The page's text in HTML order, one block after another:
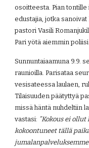
osoitteesta. Pian
edustajia, jotka
pastori Vasili
Pari yötä aiemmin
Sunnuntaiaamuna 9.9.
raunioilla. Parisataa
vesisateessa laulaen,
Tilaisuuden päätyttyä
missä häntä nuhdeltiin
vastasi: ”Kokous ei
kokoontuneet tällä